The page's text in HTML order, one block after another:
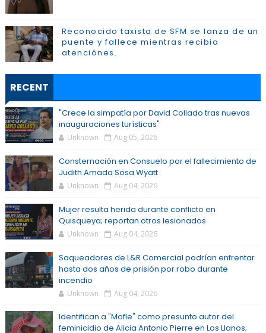
Reconocido taxista de SFM se lanza de un
puente y fallece mientras recibia
atenciónes.
RECENT
"Crece la simpatía por David Collado tras nuevas
inauguraciones turísticas"
Unknown Aug 05, 2026
Consternación en Consuelo por el fallecimiento de
Judith Amada Sosa Wyatt
Unknown Aug 04, 2026
Mujer resulta herida durante conflicto en
Quisqueya; reportan otros lesionados
Unknown Aug 04, 2026
Saqueadores de L&R Comercial podrían enfrentar
hasta dos años de prisión por robo durante
incendio
Unknown Aug 04, 2026
Identifican a "Mofle" como presunto autor del
feminicidio de Alicia Antonio Pierre en Los Llanos;